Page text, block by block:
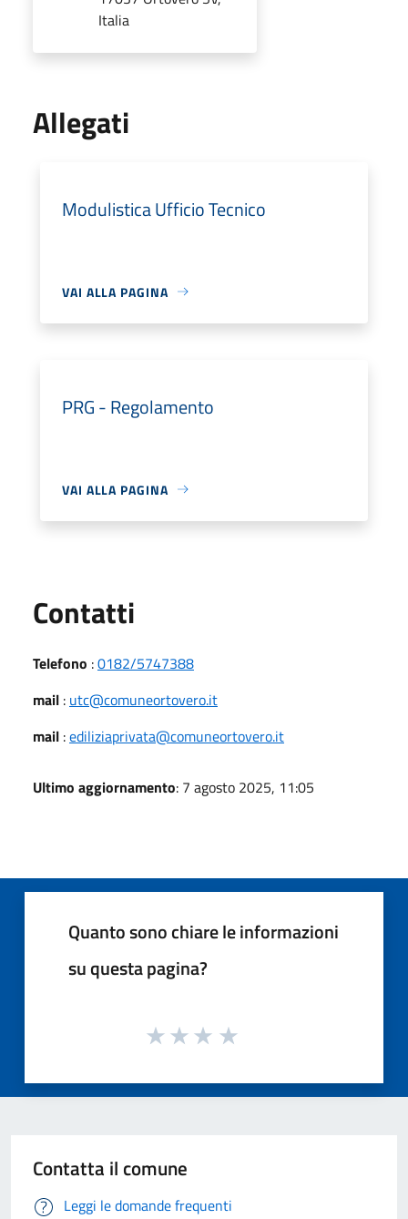
Italia
Allegati
Modulistica Ufficio Tecnico
VAI ALLA PAGINA
PRG - Regolamento
VAI ALLA PAGINA
Contatti
Telefono :0182/5747388
mail : utc@comuneortovero.it
mail :ediliziaprivata@comuneortovero.it
Ultimo aggiornamento: 7 agosto 2025, 11:05
Quanto sono chiare le informazioni
su questa pagina?
Contatta il comune
Leggi le domande frequenti